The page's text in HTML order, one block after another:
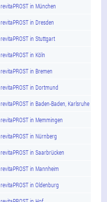
revitaPROST in München
revitaPROST in Dresden
revitaPROST in Stuttgart
revitaPROST in Köln
revitaPROST in Bremen
revitaPROST in Dortmund
revitaPROST in Baden-Baden, Karlsruhe
revitaPROST in Memmingen
revitaPROST in Nürnberg
revitaPROST in Saarbrücken
revitaPROST in Mannheim
revitaPROST in Oldenburg